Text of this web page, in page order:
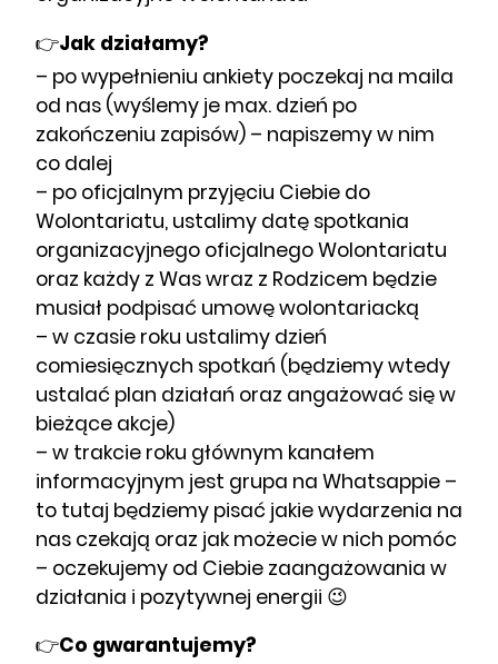
👉Jak działamy?
– po wypełnieniu ankiety poczekaj na maila
od nas (wyślemy je max. dzień po
zakończeniu zapisów) – napiszemy w nim
co dalej
– po oficjalnym przyjęciu Ciebie do
Wolontariatu, ustalimy datę spotkania
organizacyjnego oficjalnego Wolontariatu
oraz każdy z Was wraz z Rodzicem będzie
musiał podpisać umowę wolontariacką
– w czasie roku ustalimy dzień
comiesięcznych spotkań (będziemy wtedy
ustalać plan działań oraz angażować się w
bieżące akcje)
– w trakcie roku głównym kanałem
informacyjnym jest grupa na Whatsappie –
to tutaj będziemy pisać jakie wydarzenia na
nas czekają oraz jak możecie w nich pomóc
– oczekujemy od Ciebie zaangażowania w
działania i pozytywnej energii 😉
👉Co gwarantujemy?